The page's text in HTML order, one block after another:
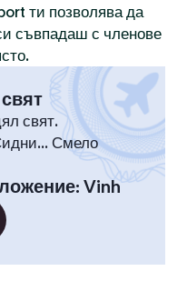
ти позволява да
съвпадаш с членове
свят.
Смело
: Vinh